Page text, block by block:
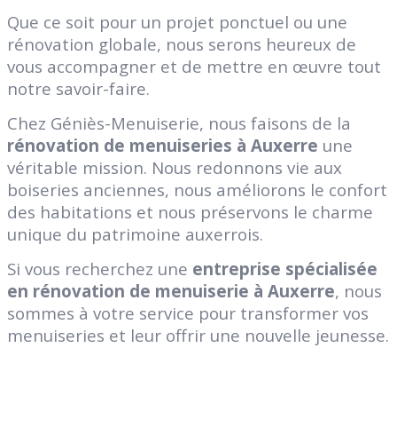
Que ce soit pour un projet ponctuel ou une
rénovation globale, nous serons heureux de
vous accompagner et de mettre en œuvre tout
notre savoir-faire.
Chez Géniès-Menuiserie, nous faisons de la
rénovation de menuiseries à Auxerre une
véritable mission. Nous redonnons vie aux
boiseries anciennes, nous améliorons le confort
des habitations et nous préservons le charme
unique du patrimoine auxerrois.
Si vous recherchez une entreprise spécialisée
en rénovation de menuiserie à Auxerre, nous
sommes à votre service pour transformer vos
menuiseries et leur offrir une nouvelle jeunesse.